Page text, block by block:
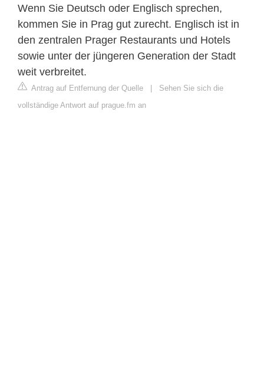
Wenn Sie Deutsch oder Englisch sprechen,
kommen Sie in Prag gut zurecht. Englisch ist in
den zentralen Prager Restaurants und Hotels
sowie unter der jüngeren Generation der Stadt
weit verbreitet.
Antrag auf Entfernung der Quelle | Sehen Sie sich die
vollständige Antwort auf prague.fm an